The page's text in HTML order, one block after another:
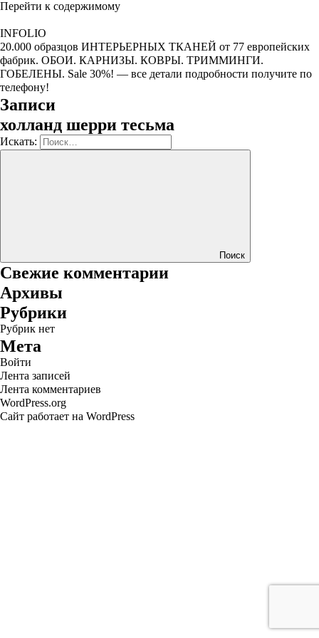
Перейти к содержимому
INFOLIO
20.000 образцов ИНТЕРЬЕРНЫХ ТКАНЕЙ от 77 европейских
фабрик. ОБОИ. КАРНИЗЫ. КОВРЫ. ТРИММИНГИ.
ГОБЕЛЕНЫ. Sale 30%! — все детали подробности получите по
телефону!
Записи
холланд шерри тесьма
Искать:
Поиск
Свежие комментарии
Архивы
Рубрики
Рубрик нет
Мета
Войти
Лента записей
Лента комментариев
WordPress.org
Сайт работает на WordPress